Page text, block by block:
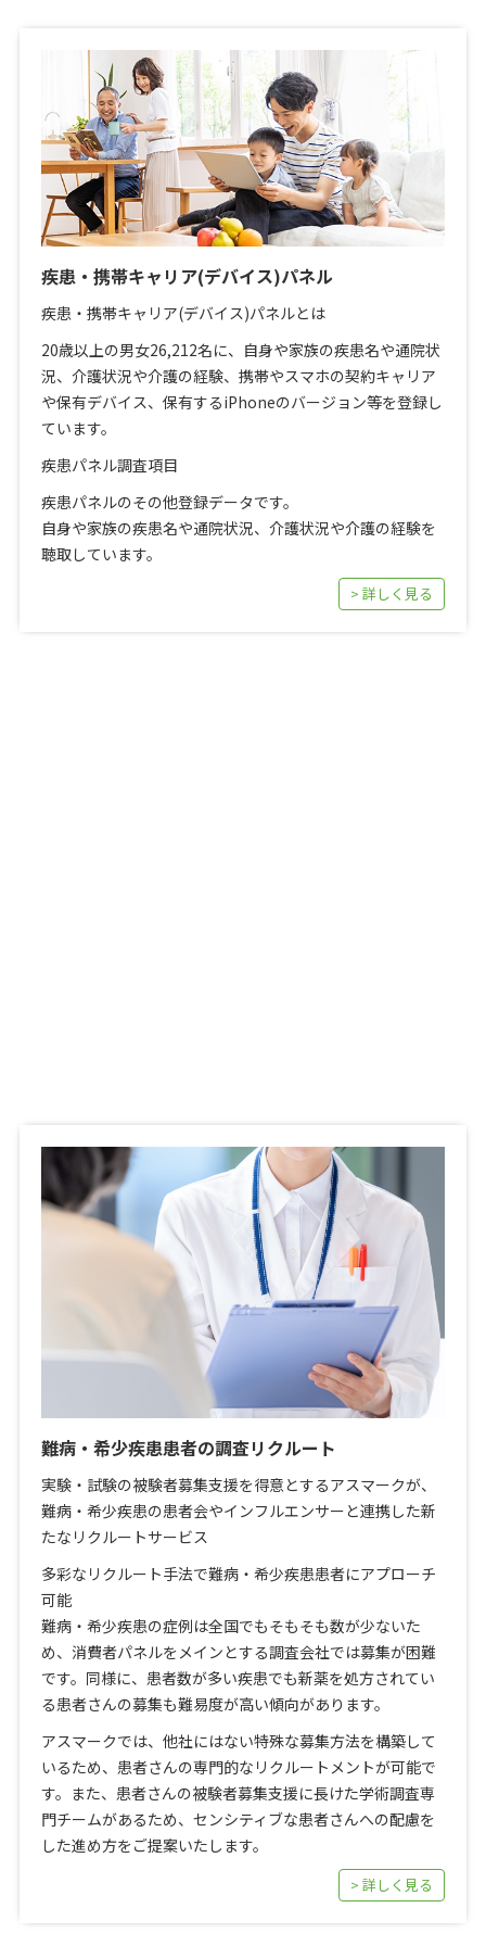
疾患・携帯キャリア(デバイス)パネル
疾患・携帯キャリア(デバイス)パネルとは
20歳以上の男女26,212名に、自身や家族の疾患名や通院状
況、介護状況や介護の経験、携帯やスマホの契約キャリア
や保有デバイス、保有するiPhoneのバージョン等を登録し
ています。
疾患パネル調査項目
疾患パネルのその他登録データです。
自身や家族の疾患名や通院状況、介護状況や介護の経験を
聴取しています。
> 詳しく見る
難病・希少疾患患者の調査リクルート
実験・試験の被験者募集支援を得意とするアスマークが、
難病・希少疾患の患者会やインフルエンサーと連携した新
たなリクルートサービス
多彩なリクルート手法で難病・希少疾患患者にアプローチ
可能
難病・希少疾患の症例は全国でもそもそも数が少ないた
め、消費者パネルをメインとする調査会社では募集が困難
です。同様に、患者数が多い疾患でも新薬を処方されてい
る患者さんの募集も難易度が高い傾向があります。
アスマークでは、他社にはない特殊な募集方法を構築して
いるため、患者さんの専門的なリクルートメントが可能で
す。また、患者さんの被験者募集支援に長けた学術調査専
門チームがあるため、センシティブな患者さんへの配慮を
した進め方をご提案いたします。
> 詳しく見る